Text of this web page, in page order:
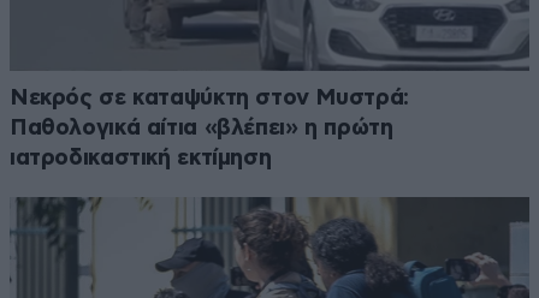
Νεκρός σε καταψύκτη στον Μυστρά:
Παθολογικά αίτια «βλέπει» η πρώτη
ιατροδικαστική εκτίμηση